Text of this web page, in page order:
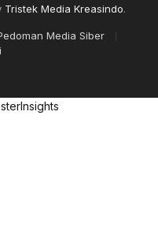
Tristek Media Kreasindo.
Media Siber